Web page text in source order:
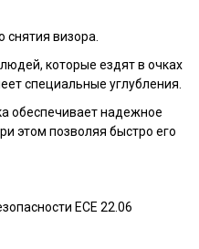
визора.
которые ездят в очках
специальные углубления.
обеспечивает надежное
этом позволяя быстро его
ECE 22.06